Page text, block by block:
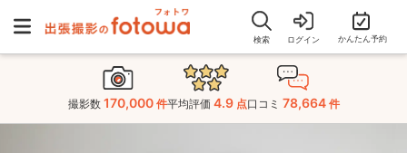
検索 ログイン かんたん予約
撮影数 170,000 件平均評価 4.9 点口コミ 78,664 件